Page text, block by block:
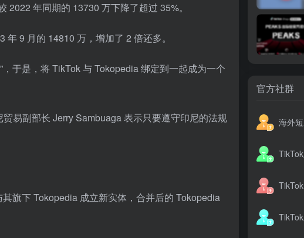
年同期的 13730 万下降了超过 35%。
9 月的 14810 万，增加了 2 倍还多。
于是，将 TikTok 与 Tokopedia 绑定到一起成为一个
易副部长 Jerry Sambuaga 表示只要遵守印尼的法规
旗下 Tokopedia 成立新实体，合并后的 Tokopedia
TikTok
两大热销
官方社群
海外